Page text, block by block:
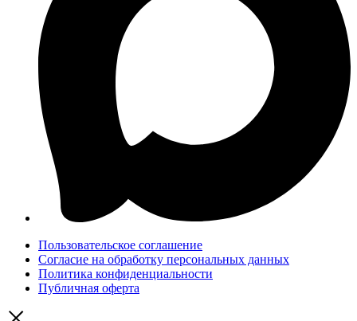
Пользовательское соглашение
Согласие на обработку персональных данных
Политика конфиденциальности
Публичная оферта